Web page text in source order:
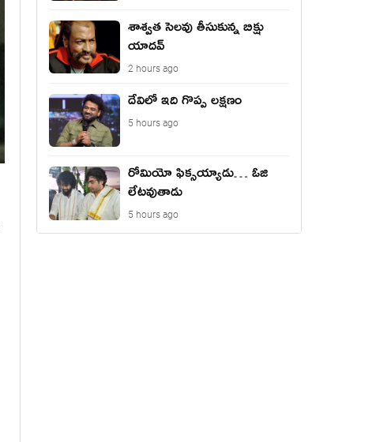
శాశ్వత సెలవు తీసుకున్న బిక్షు
యాదవ్
2 hours ago
దేవిలో ఇది గొప్ప లక్షణం
5 hours ago
రోమియో ఫిక్సయ్యాడు… ఓజి
లేటవుతాడు
5 hours ago